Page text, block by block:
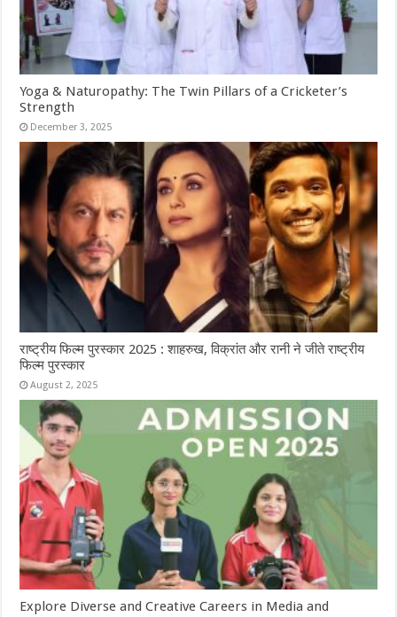
Yoga & Naturopathy: The Twin Pillars of a Cricketer’s
Strength
December 3, 2025
राष्ट्रीय फिल्म पुरस्कार 2025 : शाहरुख, विक्रांत और रानी ने जीते राष्ट्रीय
फिल्म पुरस्कार
August 2, 2025
Explore Diverse and Creative Careers in Media and